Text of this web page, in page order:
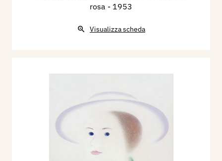
rosa - 1953
Visualizza scheda